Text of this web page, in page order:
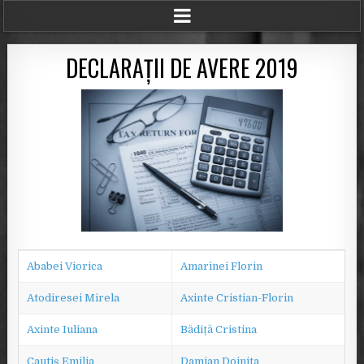
DECLARAȚII DE AVERE 2019
Ababei Viorica Amarinei Florin
Atodiresei Mirela Axinte Cristian-Florin
Axinte Iuliana Bădiță Cristina
Cautiș Emilia Damian Doinița